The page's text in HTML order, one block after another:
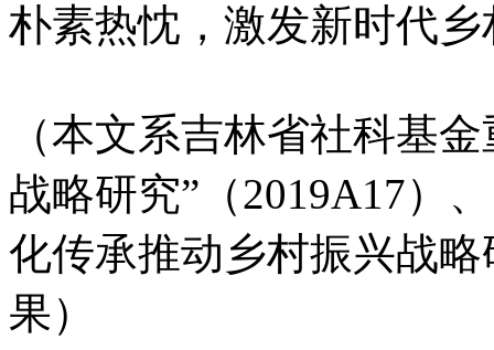
朴素热忱，激发新时代
（本文系吉林省社科基
战略研究”（2019A17）
化传承推动乡村振兴战
果）